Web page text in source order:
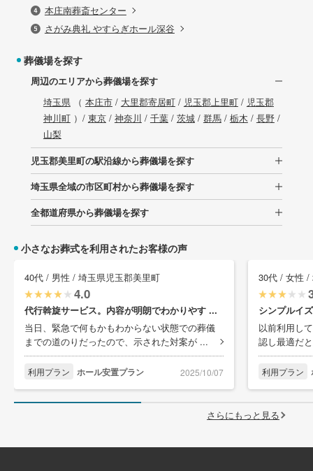
本庄南葬斎センター
さがみ典礼 やすらぎホール深谷
葬儀場を探す
周辺のエリアから葬儀場を探す
埼玉県（ 本庄市/ 大里郡寄居町/ 児玉郡上里町/ 児玉郡
神川町）/ 東京/ 神奈川 / 千葉/ 茨城/ 群馬/ 栃木 / 長野/
山梨
児玉郡美里町の駅沿線から葬儀場を探す
埼玉県全域の市区町村から葬儀場を探す
全都道府県から葬儀場を探す
小さなお葬式を利用されたお客様の声
40代 / 男性 / 埼玉県児玉郡美里町
4.0
代行斡旋サービス。内容が明朗でわかりやす ...
当日、緊急で何もかもわからない状態での葬儀
までの道のりだったので、示された対案が ...
利用プラン ホール安置プラン 2025/10/07
30代 / 女性 /
シンプルイ
以前利用し
認し最適だ
利用プラン
さらにもっと見る